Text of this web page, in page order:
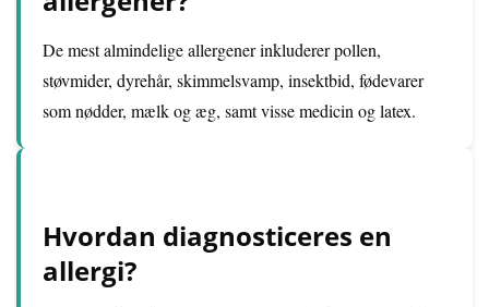
De mest almindelige allergener inkluderer pollen,
støvmider, dyrehår, skimmelsvamp, insektbid, fødevarer
som nødder, mælk og æg, samt visse medicin og latex.
Hvordan diagnosticeres en
allergi?